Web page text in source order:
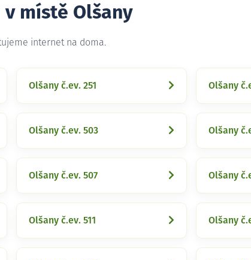
místě Olšany
internet na doma.
Olšany č.ev. 251 Olšany
Olšany č.ev. 503 Olšany
Olšany č.ev. 507 Olšany
Olšany č.ev. 511 Olšany